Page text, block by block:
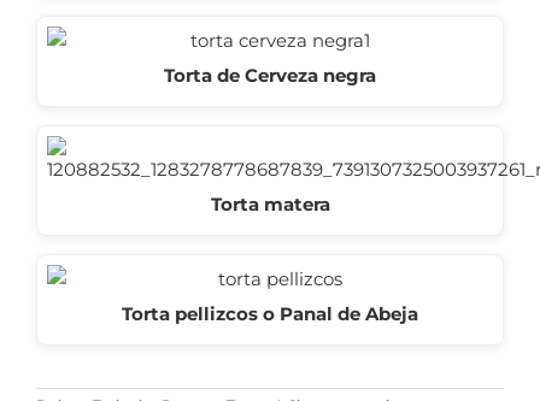
Torta de Cerveza negra
Torta matera
Torta pellizcos o Panal de Abeja